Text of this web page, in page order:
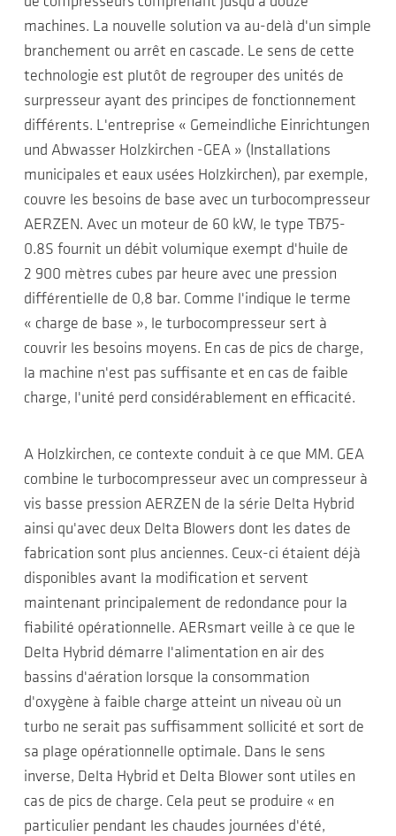
machines. La nouvelle solution va au-delà d'un simple
branchement ou arrêt en cascade. Le sens de cette
technologie est plutôt de regrouper des unités de
surpresseur ayant des principes de fonctionnement
différents. L'entreprise « Gemeindliche Einrichtungen
und Abwasser Holzkirchen -GEA » (Installations
municipales et eaux usées Holzkirchen), par exemple,
couvre les besoins de base avec un turbocompresseur
AERZEN. Avec un moteur de 60 kW, le type TB75-
0.8S fournit un débit volumique exempt d'huile de
2 900 mètres cubes par heure avec une pression
différentielle de 0,8 bar. Comme l'indique le terme
« charge de base », le turbocompresseur sert à
couvrir les besoins moyens. En cas de pics de charge,
la machine n'est pas suffisante et en cas de faible
charge, l'unité perd considérablement en efficacité.
A Holzkirchen, ce contexte conduit à ce que MM. GEA
combine le turbocompresseur avec un compresseur à
vis basse pression AERZEN de la série Delta Hybrid
ainsi qu'avec deux Delta Blowers dont les dates de
fabrication sont plus anciennes. Ceux-ci étaient déjà
disponibles avant la modification et servent
maintenant principalement de redondance pour la
fiabilité opérationnelle. AERsmart veille à ce que le
Delta Hybrid démarre l'alimentation en air des
bassins d'aération lorsque la consommation
d'oxygène à faible charge atteint un niveau où un
turbo ne serait pas suffisamment sollicité et sort de
sa plage opérationnelle optimale. Dans le sens
inverse, Delta Hybrid et Delta Blower sont utiles en
cas de pics de charge. Cela peut se produire « en
particulier pendant les chaudes journées d'été,